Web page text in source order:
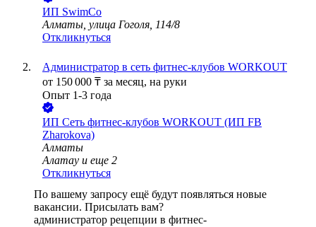
ИП SwimCo
Алматы, улица Гоголя, 114/8
Откликнуться
Администратор в сеть фитнес-клубов WORKOUT
от 150 000 ₸ за месяц, на руки
Опыт 1-3 года
ИП Сеть фитнес-клубов WORKOUT (ИП FB
Zharokova)
Алматы
Алатау и еще 2
Откликнуться
По вашему запросу ещё будут появляться новые
вакансии. Присылать вам?
администратор рецепции в фитнес-